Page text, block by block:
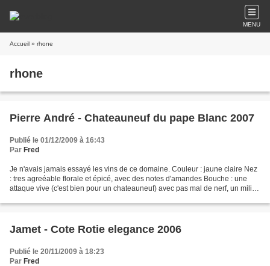
MENU
Accueil » rhone
rhone
Pierre André - Chateauneuf du pape Blanc 2007
Publié le 01/12/2009 à 16:43
Par Fred
Je n'avais jamais essayé les vins de ce domaine. Couleur : jaune claire Nez
: tres agreéable florale et épicé, avec des notes d'amandes Bouche : une
attaque vive (c'est bien pour un chateauneuf) avec pas mal de nerf, un milieu
Jamet - Cote Rotie elegance 2006
Publié le 20/11/2009 à 18:23
Par Fred